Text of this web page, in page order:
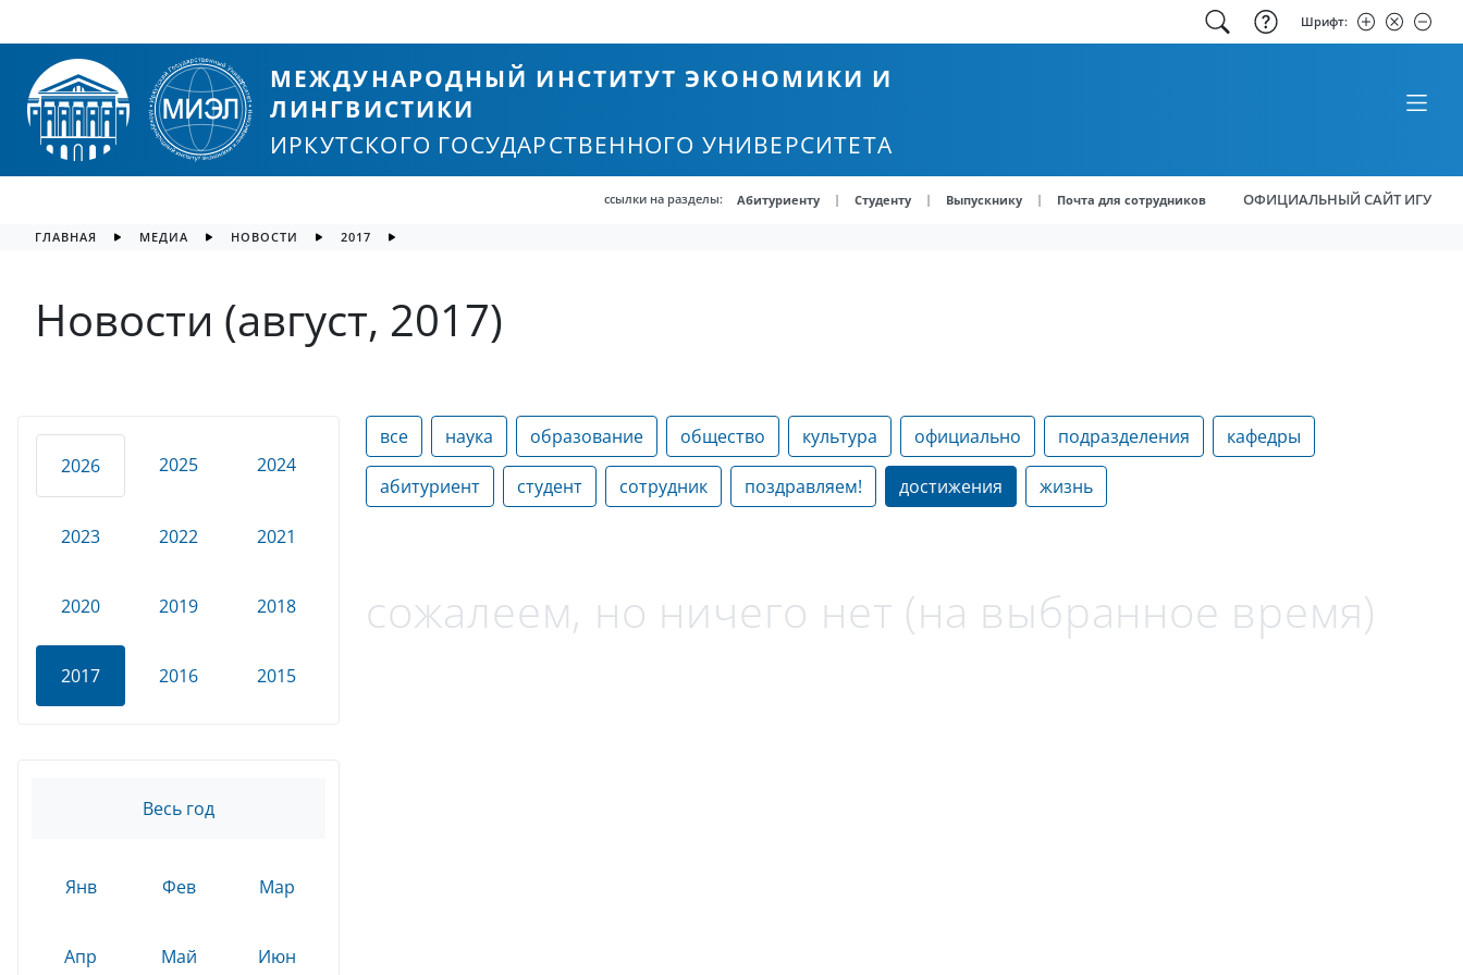
Шрифт:
МЕЖДУНАРОДНЫЙ ИНСТИТУТ ЭКОНОМИКИ И
ЛИНГВИСТИКИ
ИРКУТСКОГО ГОСУДАРСТВЕННОГО УНИВЕРСИТЕТА
ссылки на разделы: Абитуриенту | Студенту | Выпускнику | Почта для сотрудников ОФИЦИАЛЬНЫЙ САЙТ ИГУ
ГЛАВНАЯ МЕДИА НОВОСТИ 2017
Новости (август, 2017)
2026 2025 2024
2023 2022 2021
2020 2019 2018
2017 2016 2015
Весь год
Янв Фев Мар
Апр Май Июн
все наука образование общество культура официально подразделения кафедры
абитуриент студент сотрудник поздравляем! достижения жизнь
сожалеем, но ничего нет (на выбранное время)